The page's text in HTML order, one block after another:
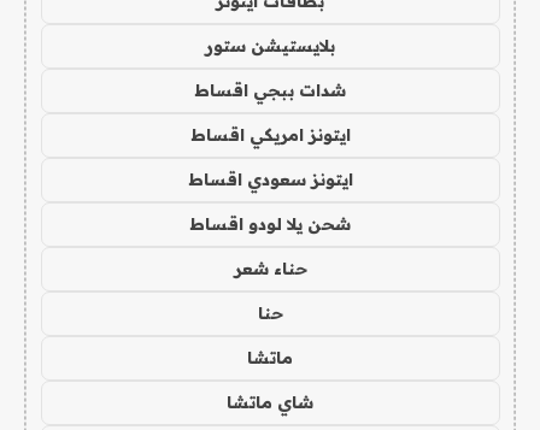
بلايستيشن ستور
شدات ببجي اقساط
ايتونز امريكي اقساط
ايتونز سعودي اقساط
شحن يلا لودو اقساط
حناء شعر
حنا
ماتشا
شاي ماتشا